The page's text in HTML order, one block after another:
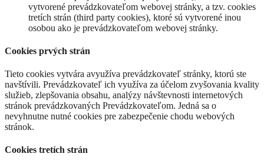
vytvorené prevádzkovateľom webovej stránky, a tzv. cookies
tretích strán (third party cookies), ktoré sú vytvorené inou
osobou ako je prevádzkovateľom webovej stránky.
Cookies prvých strán
Tieto cookies vytvára avyužíva prevádzkovateľ stránky, ktorú ste
navštívili. Prevádzkovateľ ich využíva za účelom zvyšovania kvality
služieb, zlepšovania obsahu, analýzy návštevnosti internetových
stránok prevádzkovaných Prevádzkovateľom. Jedná sa o
nevyhnutne nutné cookies pre zabezpečenie chodu webových
stránok.
Cookies tretích strán